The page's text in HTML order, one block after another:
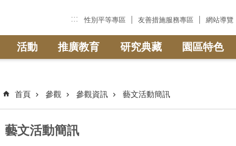
::: 性別平等專區 友善措施服務專區 網站導覽
活動 推廣教育 研究典藏 園區特色
首頁 參觀 參觀資訊 藝文活動簡訊
藝文活動簡訊